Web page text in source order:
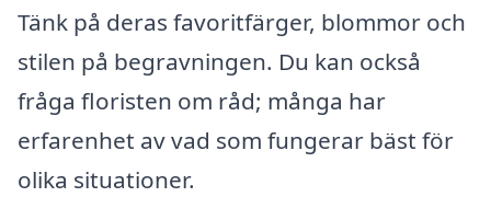
Tänk på deras favoritfärger, blommor och
stilen på begravningen. Du kan också
fråga floristen om råd; många har
erfarenhet av vad som fungerar bäst för
olika situationer.